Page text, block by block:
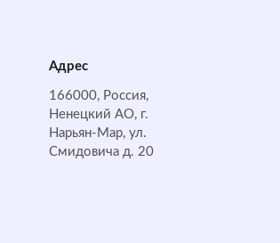
Адрес
166000, Россия,
Ненецкий АО, г.
Нарьян-Мар, ул.
Смидовича д. 20